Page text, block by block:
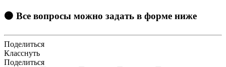
🟠 Все вопросы можно задать в форме ниже
Поделиться
Класснуть
Поделиться